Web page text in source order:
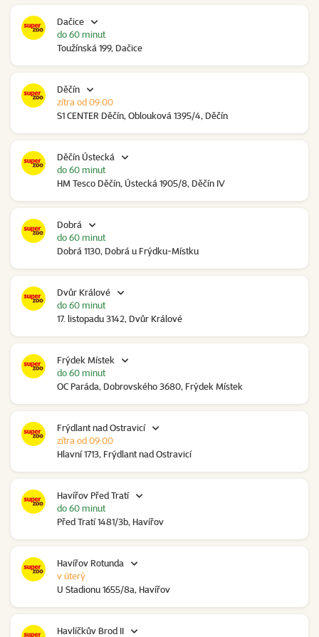
Dačice
Toužínská 199, Dačice
do 60 minut
Děčín
S1 CENTER Děčín, Oblouková 1395/4, Děčín
zítra od 09:00
Děčín Ústecká
HM Tesco Děčín, Ústecká 1905/8, Děčín IV
do 60 minut
Dobrá
Dobrá 1130, Dobrá u Frýdku-Místku
do 60 minut
Dvůr Králové
17. listopadu 3142, Dvůr Králové
do 60 minut
Frýdek Místek
OC Paráda, Dobrovského 3680, Frýdek Místek
do 60 minut
Frýdlant nad Ostravicí
Hlavní 1713, Frýdlant nad Ostravicí
zítra od 09:00
Havířov Před Tratí
Před Tratí 1481/3b, Havířov
do 60 minut
Havířov Rotunda
U Stadionu 1655/8a, Havířov
v úterý
Havlíčkův Brod II